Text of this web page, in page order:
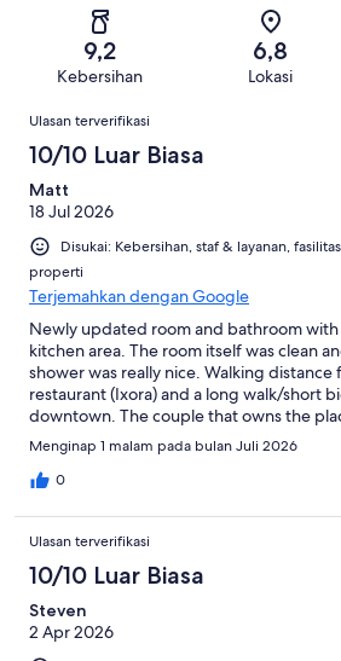
dari
ulasan
9,2
Kebersihan
6,8
Lokasi
Ulasan
Ulasan terverifikasi
10/10 Luar Biasa
Matt
18 Jul 2026
Disukai: Kebersihan, staf & layanan,
properti
Terjemahkan dengan Google
Newly updated room and bathroom with
kitchen area. The room itself was clean
shower was really nice. Walking distance
restaurant (Ixora) and a long walk/short
downtown. The couple that owns the
and welcoming. They were eager to
needed and let us use their bicycles to
people.
Menginap 1 malam pada bulan Juli 2026
0
Ulasan terverifikasi
10/10 Luar Biasa
Steven
2 Apr 2026